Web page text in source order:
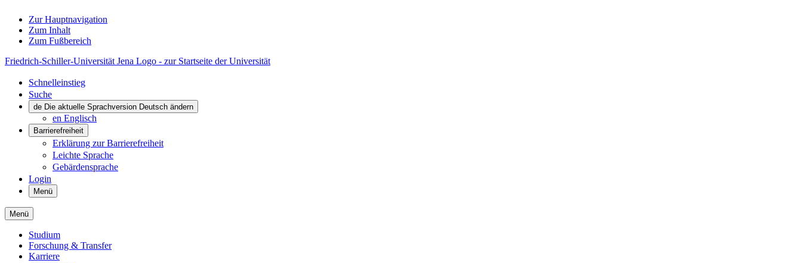
Zur Hauptnavigation
Zum Inhalt
Zum Fußbereich
Friedrich-Schiller-Universität Jena Logo - zur Startseite der Universität
Schnelleinstieg
Suche
de Die aktuelle Sprachversion Deutsch ändern
en Englisch
Barrierefreiheit
Erklärung zur Barrierefreiheit
Leichte Sprache
Gebärdensprache
Login
Menü
Menü
Studium
Forschung & Transfer
Karriere